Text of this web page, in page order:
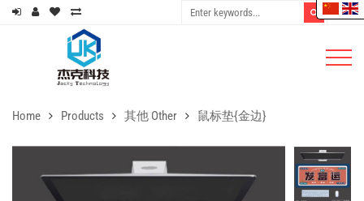
Home Products 其他 Other 鼠标垫{金边}